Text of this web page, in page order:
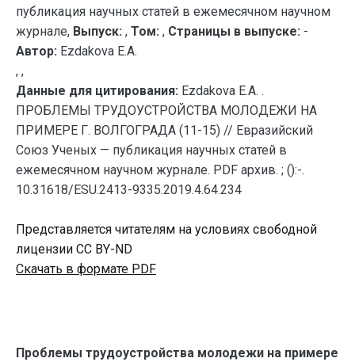
публикация научных статей в ежемесячном научном
журнале, Выпуск: , Том: , Страницы в выпуске: -
Автор: Ezdakova E.A.
, ,
Данные для цитирования: Ezdakova E.A. .
ПРОБЛЕМЫ ТРУДОУСТРОЙСТВА МОЛОДЕЖИ НА
ПРИМЕРЕ Г. ВОЛГОГРАДА (11-15) // Евразийский
Союз Ученых — публикация научных статей в
ежемесячном научном журнале. PDF архив. ; ():-.
10.31618/ESU.2413-9335.2019.4.64.234
Представляется читателям на условиях свободной
лицензии CC BY-ND
Скачать в формате PDF
Проблемы трудоустройства молодежи на примере